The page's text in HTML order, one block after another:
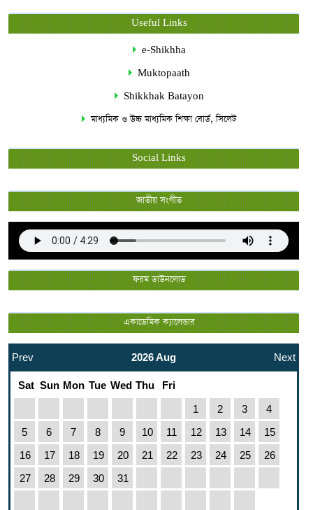
Useful Links
e-Shikhha
Muktopaath
Shikkhak Batayon
মাধ্যমিক ও উচ্চ মাধ্যমিক শিক্ষা বোর্ড, সিলেট
Social Links
জাতীয় সংগীত
ফরম ডাউনলোড
একাডেমিক ক্যালেন্ডার
Prev 2026 Aug Next
Sat Sun Mon Tue Wed Thu
Fri
1
2 3
4
5
6 7 8 9 10 11 12 13 14
15
16
17 18 19 20 21 22 23 24 25
26
27
28 29 30 31